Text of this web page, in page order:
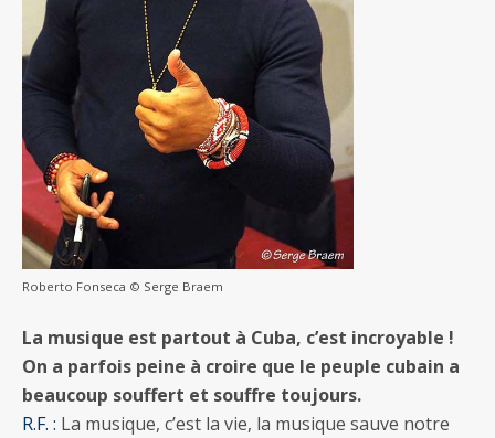
Roberto Fonseca © Serge Braem
La musique est partout à Cuba, c’est incroyable !
On a parfois peine à croire que le peuple cubain a
beaucoup souffert et souffre toujours.
R.F. : La musique, c’est la vie, la musique sauve notre